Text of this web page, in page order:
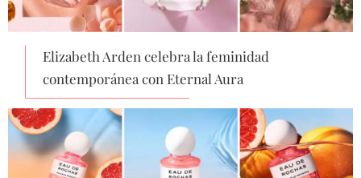
Elizabeth Arden celebra la feminidad
contemporánea con Eternal Aura